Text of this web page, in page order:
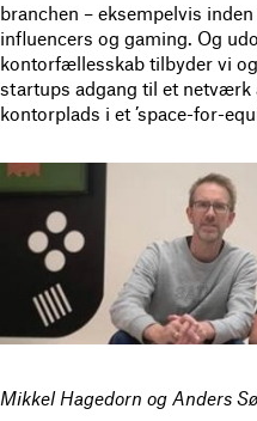
branchen – eksempelvis
influencers og gaming. Og
kontorfællesskab tilbyder vi
startups adgang til et netværk
kontorplads i et ’space-for-
Mikkel Hagedorn og Anders